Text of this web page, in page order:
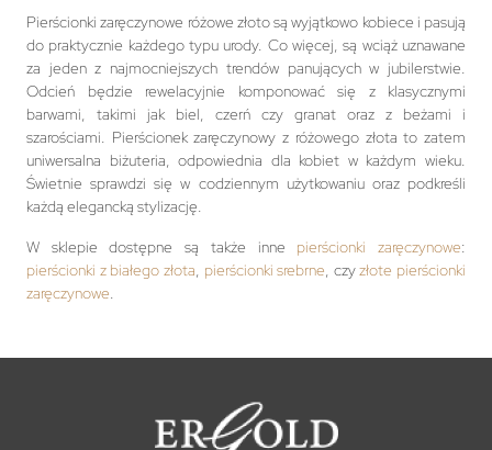
Pierścionki zaręczynowe różowe złoto są wyjątkowo kobiece i pasują
do praktycznie każdego typu urody. Co więcej, są wciąż uznawane
za jeden z najmocniejszych trendów panujących w jubilerstwie.
Odcień będzie rewelacyjnie komponować się z klasycznymi
barwami, takimi jak biel, czerń czy granat oraz z beżami i
szarościami. Pierścionek zaręczynowy z różowego złota to zatem
uniwersalna biżuteria, odpowiednia dla kobiet w każdym wieku.
Świetnie sprawdzi się w codziennym użytkowaniu oraz podkreśli
każdą elegancką stylizację.
W sklepie dostępne są także inne pierścionki zaręczynowe:
pierścionki z białego złota, pierścionki srebrne, czyzłote pierścionki
zaręczynowe.